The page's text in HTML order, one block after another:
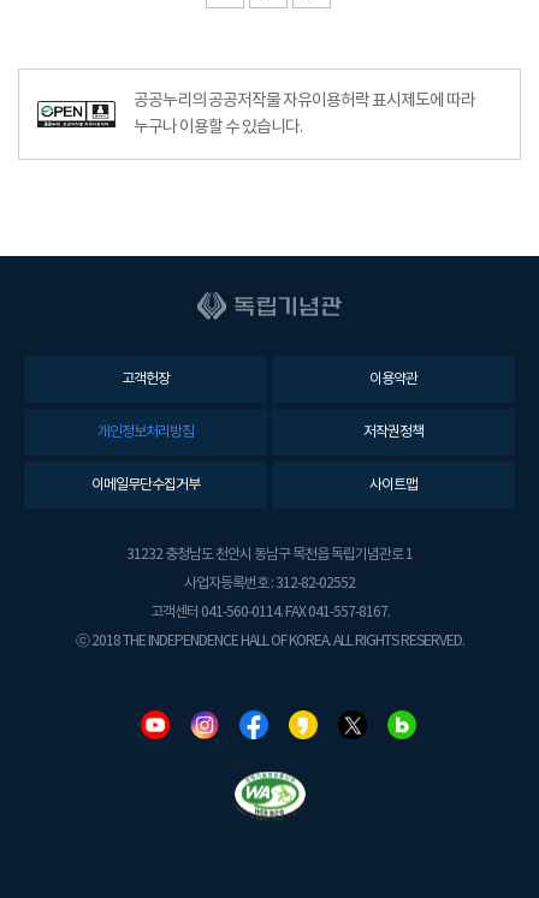
공공누리의 공공저작물 자유이용허락 표시제도에 따라
누구나 이용할 수 있습니다.
고객헌장 이용약관
개인정보처리방침 저작권정책
이메일무단수집거부 사이트맵
31232 충청남도 천안시 동남구 목천읍 독립기념관로 1
사업자등록번호 : 312-82-02552
고객센터 041-560-0114. FAX 041-557-8167.
ⓒ 2018 THE INDEPENDENCE HALL OF KOREA. ALL RIGHTS RESERVED.